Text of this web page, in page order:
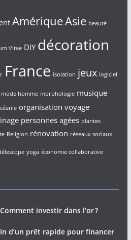
AmériqueAsie beauté
Vitae DIY décoration
France isolation jeux logiciel
mode homme morphologie musique
organisation voyage
personnes agées plantes
Religion rénovation réseaux sociaux
télescope yoga économie collaborative
Comment investir dans l’or ?
d’un prêt rapide pour financer